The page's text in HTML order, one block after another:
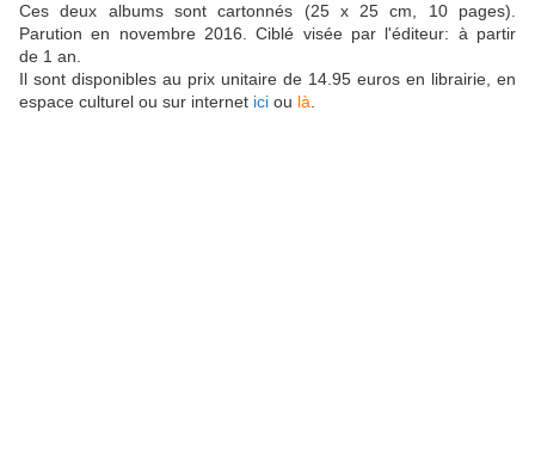
Ces deux albums sont cartonnés (25 x 25 cm, 10 pages).
Parution en novembre 2016. Ciblé visée par l'éditeur: à partir
de 1 an.
Il sont disponibles au prix unitaire de 14.95 euros en librairie, en
espace culturel ou sur internet ici ou là